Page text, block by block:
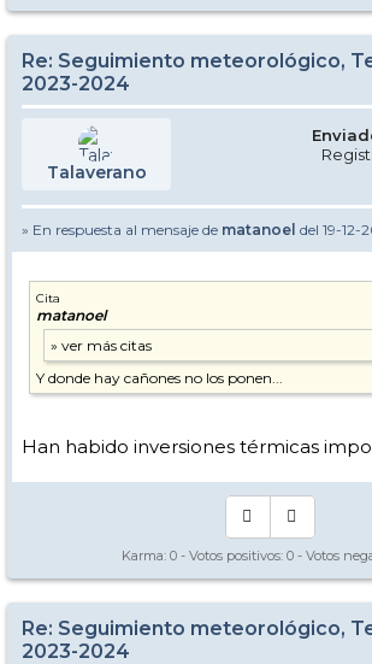
Re: Seguimiento meteorológico,
2023-2024
Talaverano
» En respuesta al mensaje de matanoel del 19-12-
Cita
matanoel
Y donde hay cañones no los ponen...
Han habido inversiones térmicas
Karma: 0 - Votos positivos: 0 - Votos
Re: Seguimiento meteorológico,
2023-2024